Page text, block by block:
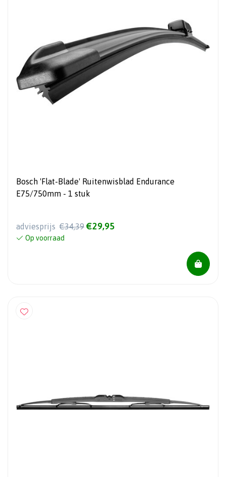
Bosch 'Flat-Blade' Ruitenwisblad Endurance
E75/750mm - 1 stuk
adviesprijs €34,39 €29,95
Op voorraad